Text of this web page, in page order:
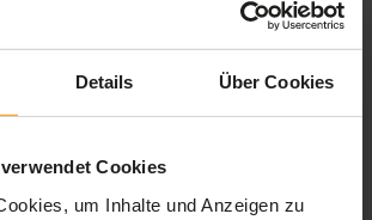
Details Über Cookies
Cookies
um Inhalte und Anzeigen zu